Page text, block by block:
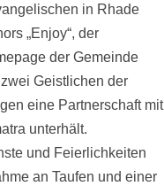
in Rhade
„Enjoy“, der
der Gemeinde
Geistlichen der
eine Partnerschaft mit
unterhält.
und Feierlichkeiten
an Taufen und einer